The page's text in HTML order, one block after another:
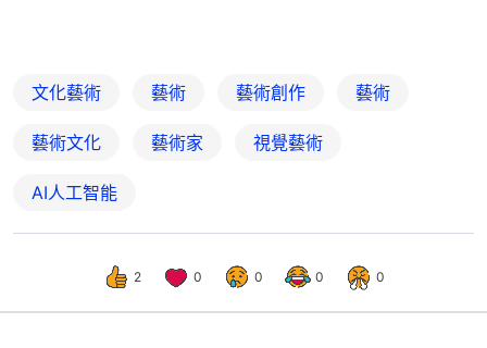
文化藝術 藝術 藝術創作 藝術
藝術文化 藝術家 視覺藝術
AI人工智能
2 0 0 0 0